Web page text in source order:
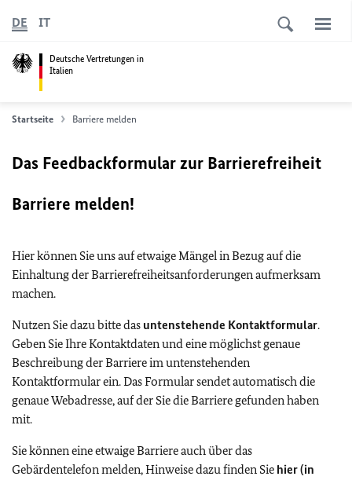
Deutsche Vertretungen in
Italien
DE IT
Startseite Barriere melden
Das Feedbackformular zur Barrierefreiheit
Barriere melden!
Hier können Sie uns auf etwaige Mängel in Bezug auf die
Einhaltung der Barrierefreiheitsanforderungen aufmerksam
machen.
Nutzen Sie dazu bitte das untenstehende Kontaktformular.
Geben Sie Ihre Kontaktdaten und eine möglichst genaue
Beschreibung der Barriere im untenstehenden
Kontaktformular ein. Das Formular sendet automatisch die
genaue Webadresse, auf der Sie die Barriere gefunden haben
mit.
Sie können eine etwaige Barriere auch über das
Gebärdentelefon melden, Hinweise dazu finden Sie hier (in